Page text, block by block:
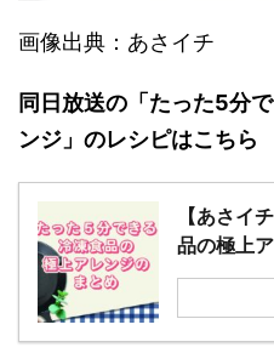
画像出典：あさイチ
同日放送の「たった5分
ンジ」のレシピはこちら
【あさイ
品の極上